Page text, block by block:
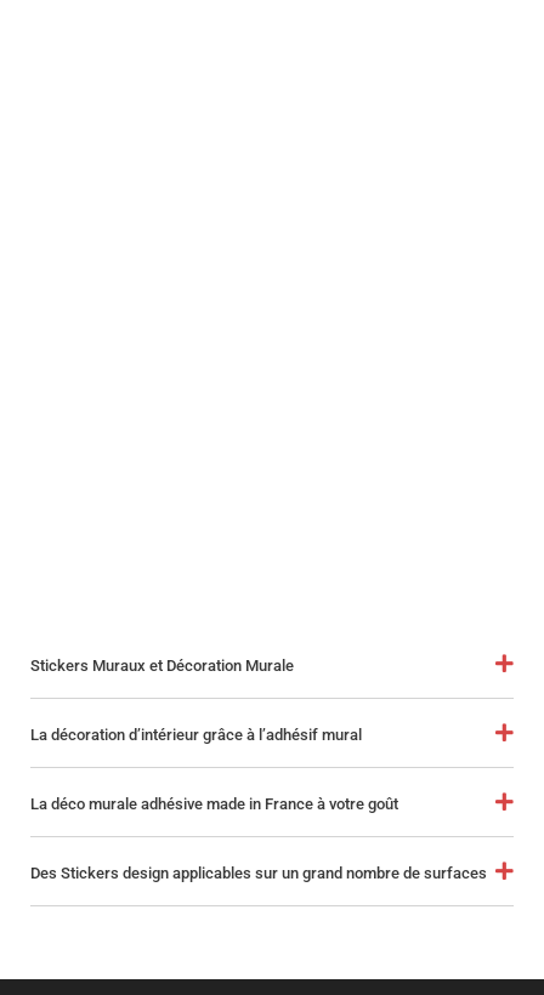
Stickers Muraux et Décoration Murale
La décoration d’intérieur grâce à l’adhésif mural
La déco murale adhésive made in France à votre goût
Des Stickers design applicables sur un grand nombre de surfaces